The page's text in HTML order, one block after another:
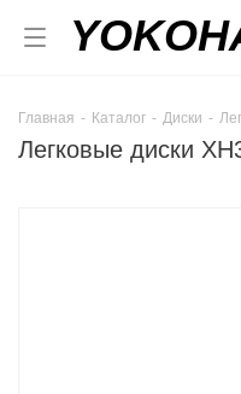
Главная - Каталог - Диски -
Легковые диски